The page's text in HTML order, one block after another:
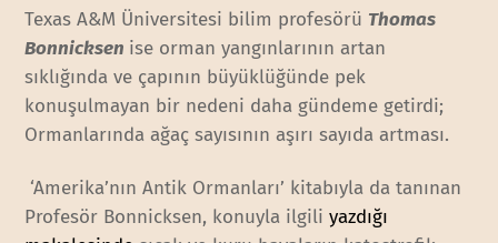
Texas A&M Üniversitesi bilim profesörü Thomas
Bonnicksen ise orman yangınlarının artan
sıklığında ve çapının büyüklüğünde pek
konuşulmayan bir nedeni daha gündeme getirdi;
Ormanlarında ağaç sayısının aşırı sayıda artması.
‘Amerika’nın Antik Ormanları’ kitabıyla da tanınan
Profesör Bonnicksen, konuyla ilgiliyazdığı